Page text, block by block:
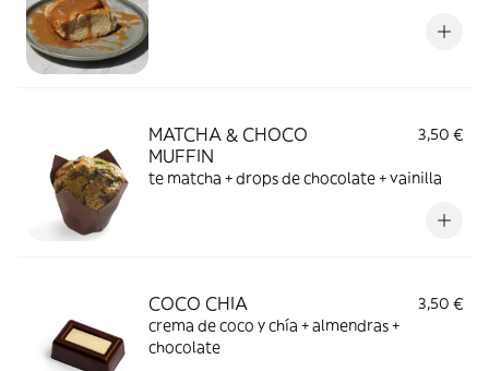
MATCHA & CHOCO
MUFFIN
3,50 €
te matcha + drops de chocolate + vainilla
COCO CHIA
3,50 €
crema de coco y chía + almendras +
chocolate